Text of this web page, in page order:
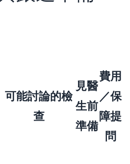
可能討論的檢
查
見醫
生前
準備
費用
／保
障提
問